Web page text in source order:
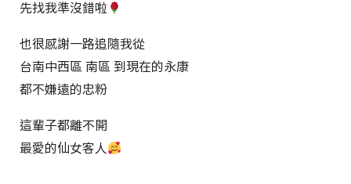
先找我準沒錯啦
也很感謝一路追隨我從
台南中西區 南區 到現在的永康
都不嫌遠的忠粉
這輩子都離不開
最愛的仙女客人